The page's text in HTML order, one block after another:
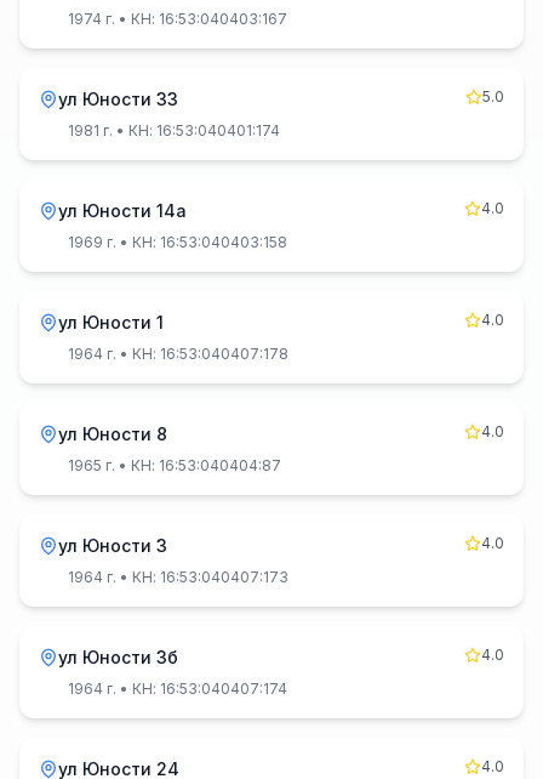
1974 г. • КН: 16:53:040403:167
ул Юности 33
5.0
1981 г. • КН: 16:53:040401:174
ул Юности 14а
4.0
1969 г. • КН: 16:53:040403:158
ул Юности 1
4.0
1964 г. • КН: 16:53:040407:178
ул Юности 8
4.0
1965 г. • КН: 16:53:040404:87
ул Юности 3
4.0
1964 г. • КН: 16:53:040407:173
ул Юности 3б
4.0
1964 г. • КН: 16:53:040407:174
ул Юности 24
4.0